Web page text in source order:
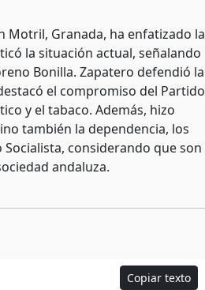
Motril, Granada, ha enfatizado la
la situación actual, señalando
Bonilla. Zapatero defendió la
el compromiso del Partido
y el tabaco. Además, hizo
también la dependencia, los
considerando que son
andaluza.
Copiar texto